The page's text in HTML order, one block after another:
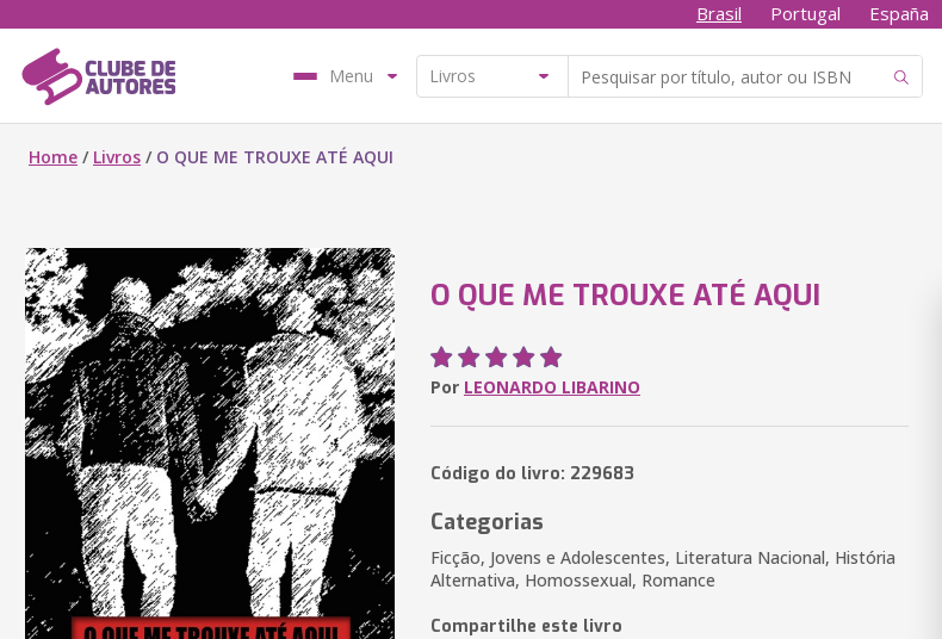
Brasil Portugal España
Menu
Home / Livros / O QUE ME TROUXE ATÉ AQUI
O QUE ME TROUXE ATÉ AQUI
Por LEONARDO LIBARINO
Código do livro: 229683
Categorias
Ficção, Jovens e Adolescentes, Literatura Nacional, História
Alternativa, Homossexual, Romance
Compartilhe este livro